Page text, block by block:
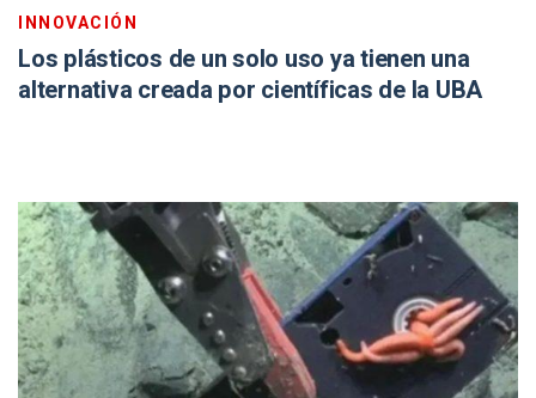
INNOVACIÓN
Los plásticos de un solo uso ya tienen una
alternativa creada por científicas de la UBA